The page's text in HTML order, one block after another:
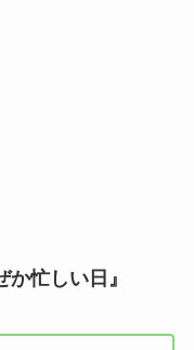
か忙しい日』